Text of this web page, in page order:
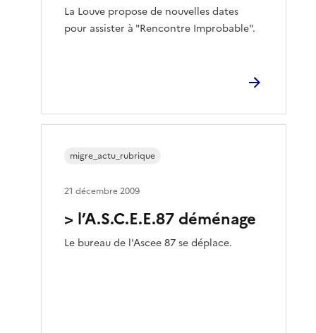
La Louve propose de nouvelles dates
pour assister à "Rencontre Improbable".
> l’A.S.C.E.E.87 déménage
Le bureau de l'Ascee 87 se déplace.
migre_actu_rubrique
21 décembre 2009